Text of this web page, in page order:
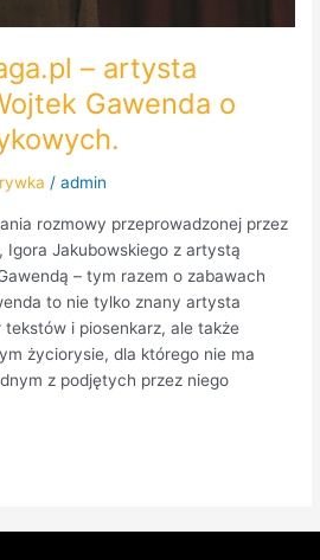
– artysta
Gawenda o
/admin
rozmowy przeprowadzonej przez
Igora Jakubowskiego z artystą
– tym razem o zabawach
to nie tylko znany artysta
i piosenkarz, ale także
życiorysie, dla którego nie ma
z podjętych przez niego